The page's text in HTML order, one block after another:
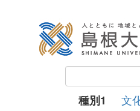
種別1 文